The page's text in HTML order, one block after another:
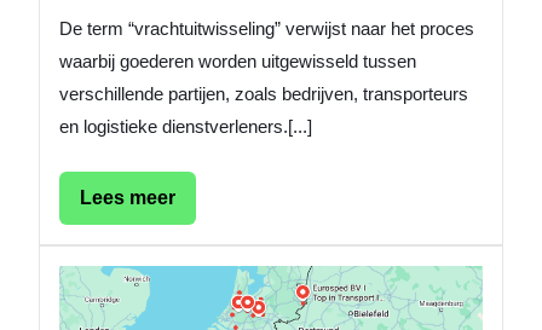
De term “vrachtuitwisseling” verwijst naar het proces
waarbij goederen worden uitgewisseld tussen
verschillende partijen, zoals bedrijven, transporteurs
en logistieke dienstverleners.[...]
Lees meerLees
meer